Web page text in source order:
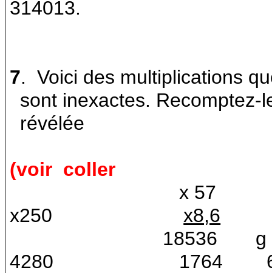
314013.
7. Voici des multiplications
sont inexactes. Recomp­tez-
révélée
(voir coller
x 57
x250
x8,6
18536
g
4280
1764